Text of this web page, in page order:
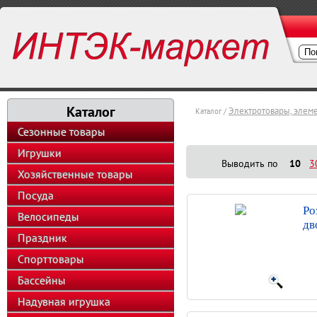
Каталог
Сезонные товары
Игрушки
Хозяйственные товары
Посуда
Велосипеды
Праздник
Спорттовары
Бассейны
Надувная игрушка
Каталог / Электротовары,
Выводить по 10